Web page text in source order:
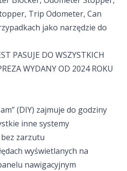
Trip Odometer, Can
jako narzędzie do
PASUJE DO WSZYSTKICH
WYDANY OD 2024 ROKU
(DIY) zajmuje do godziny
inne systemy
bez zarzutu
wyświetlanych na
nawigacyjnym